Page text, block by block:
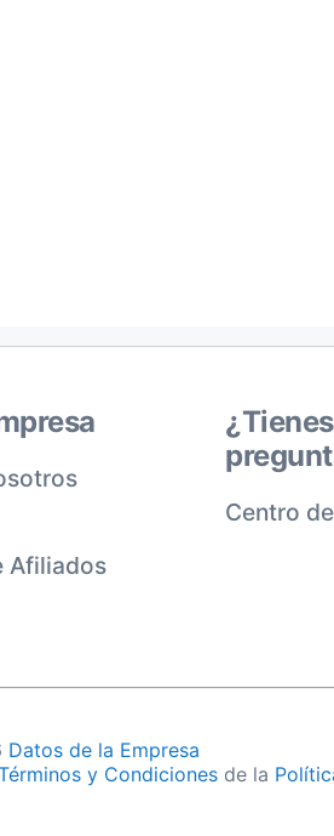
Afiliados
Centro
Datos de la Empresa
y Condiciones de la